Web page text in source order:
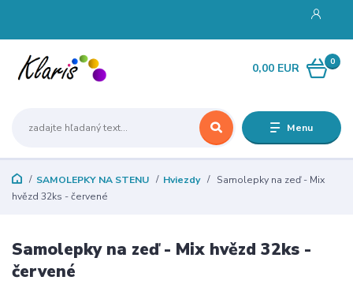
Menu
0
0,00 EUR
SAMOLEPKY NA STENU Hviezdy
Samolepky na zeď - Mix
hvězd 32ks - červené
Samolepky na zeď - Mix hvězd 32ks -
červené